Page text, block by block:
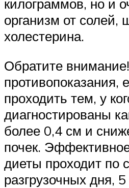
килограммов, но и
организм от солей,
холестерина.
Обратите
противопоказания,
проходить тем, у
диагностированы
более 0,4 см и
почек.
диеты проходит по
разгрузочных дня,